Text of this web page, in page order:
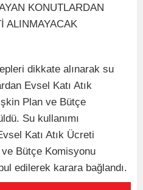
KONUTLARDAN
ALINMAYACAK
dikkate alınarak su
Evsel Katı Atık
Plan ve Bütçe
Su kullanımı
Katı Atık Ücreti
ve Bütçe Komisyonu
edilerek karara bağlandı.